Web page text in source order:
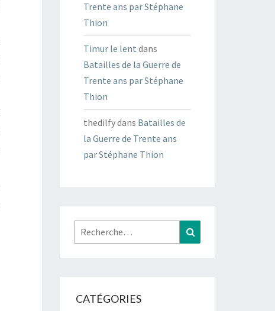
Trente ans par Stéphane
Thion
Timur le lent dans
Batailles de la Guerre de
Trente ans par Stéphane
Thion
thedilfydans Batailles de
la Guerre de Trente ans
par Stéphane Thion
Rechercher :
CATÉGORIES